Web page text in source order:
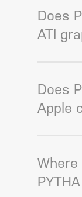
Does
ATI
Does
Apple